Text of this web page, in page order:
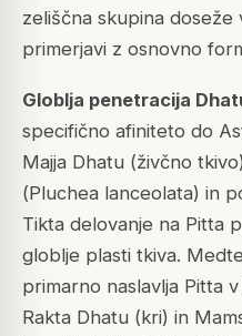
zeliščna skupina
primerjavi z osnovno
Globlja penetracija
specifično afiniteto do
Majja Dhatu (živčno
(Pluchea lanceolata) in
Tikta delovanje na Pitta
globlje plasti tkiva.
primarno naslavlja Pitta
Rakta Dhatu (kri) in